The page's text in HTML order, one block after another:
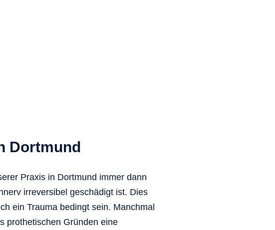
Dortmund
Praxis in Dortmund immer dann
irreversibel geschädigt ist. Dies
ein Trauma bedingt sein. Manchmal
prothetischen Gründen eine